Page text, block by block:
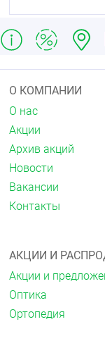
О КОМПАНИИ
О нас
Акции
Архив акций
Новости
Вакансии
Контакты
АКЦИИ И
Акции и
Оптика
Ортопедия